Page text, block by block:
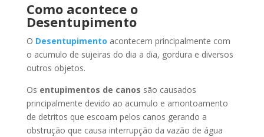
Como acontece o
Desentupimento
O Desentupimento acontecem principalmente com
o acumulo de sujeiras do dia a dia, gordura e diversos
outros objetos.
Os entupimentos de canos são causados
principalmente devido ao acumulo e amontoamento
de detritos que escoam pelos canos gerando a
obstrução que causa interrupção da vazão de água